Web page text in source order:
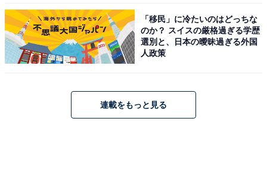
「移民」に冷たいのはどっちな
のか？ スイスの厳格過ぎる学歴
選別と、日本の曖昧過ぎる外国
人政策
連載をもっと見る